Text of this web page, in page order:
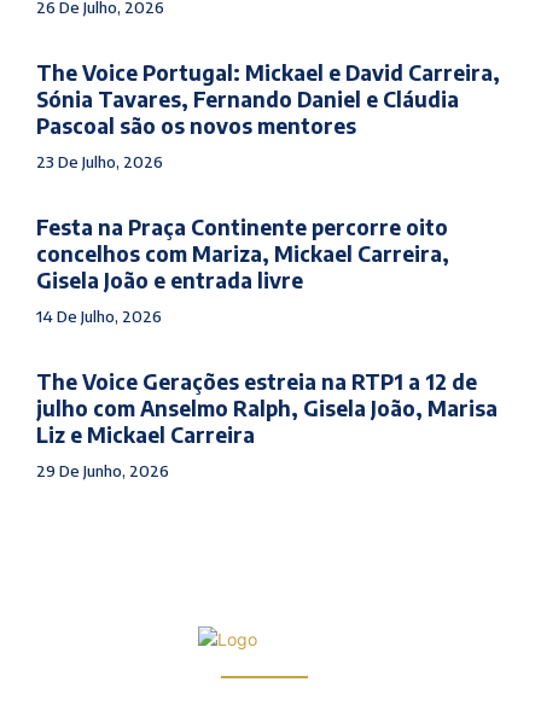
26 De Julho, 2026
The Voice Portugal: Mickael e David Carreira,
Sónia Tavares, Fernando Daniel e Cláudia
Pascoal são os novos mentores
23 De Julho, 2026
Festa na Praça Continente percorre oito
concelhos com Mariza, Mickael Carreira,
Gisela João e entrada livre
14 De Julho, 2026
The Voice Gerações estreia na RTP1 a 12 de
julho com Anselmo Ralph, Gisela João, Marisa
Liz e Mickael Carreira
29 De Junho, 2026